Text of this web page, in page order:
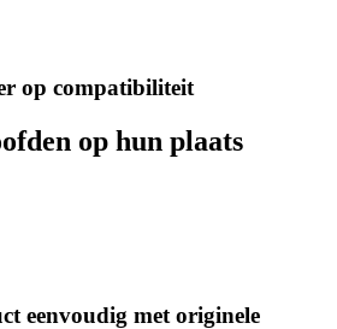
op compatibiliteit
op hun plaats
eenvoudig met originele